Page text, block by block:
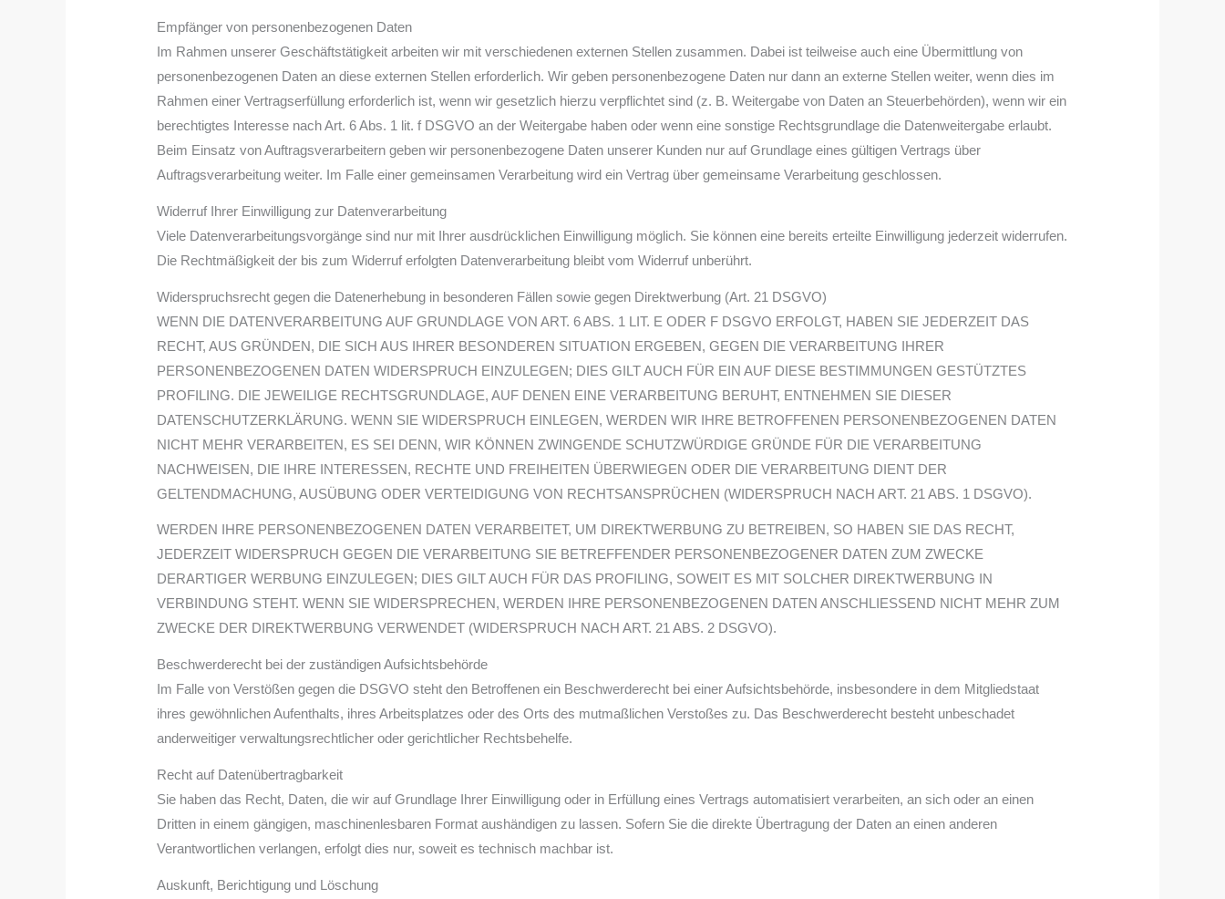
Empfänger von personenbezogenen Daten
Im Rahmen unserer Geschäftstätigkeit arbeiten wir mit verschiedenen externen Stellen zusammen. Dabei ist teilweise auch eine Übermittlung von
personenbezogenen Daten an diese externen Stellen erforderlich. Wir geben personenbezogene Daten nur dann an externe Stellen weiter, wenn dies im
Rahmen einer Vertragserfüllung erforderlich ist, wenn wir gesetzlich hierzu verpflichtet sind (z. B. Weitergabe von Daten an Steuerbehörden), wenn wir ein
berechtigtes Interesse nach Art. 6 Abs. 1 lit. f DSGVO an der Weitergabe haben oder wenn eine sonstige Rechtsgrundlage die Datenweitergabe erlaubt.
Beim Einsatz von Auftragsverarbeitern geben wir personenbezogene Daten unserer Kunden nur auf Grundlage eines gültigen Vertrags über
Auftragsverarbeitung weiter. Im Falle einer gemeinsamen Verarbeitung wird ein Vertrag über gemeinsame Verarbeitung geschlossen.
Widerruf Ihrer Einwilligung zur Datenverarbeitung
Viele Datenverarbeitungsvorgänge sind nur mit Ihrer ausdrücklichen Einwilligung möglich. Sie können eine bereits erteilte Einwilligung jederzeit widerrufen.
Die Rechtmäßigkeit der bis zum Widerruf erfolgten Datenverarbeitung bleibt vom Widerruf unberührt.
Widerspruchsrecht gegen die Datenerhebung in besonderen Fällen sowie gegen Direktwerbung (Art. 21 DSGVO)
WENN DIE DATENVERARBEITUNG AUF GRUNDLAGE VON ART. 6 ABS. 1 LIT. E ODER F DSGVO ERFOLGT, HABEN SIE JEDERZEIT DAS
RECHT, AUS GRÜNDEN, DIE SICH AUS IHRER BESONDEREN SITUATION ERGEBEN, GEGEN DIE VERARBEITUNG IHRER
PERSONENBEZOGENEN DATEN WIDERSPRUCH EINZULEGEN; DIES GILT AUCH FÜR EIN AUF DIESE BESTIMMUNGEN GESTÜTZTES
PROFILING. DIE JEWEILIGE RECHTSGRUNDLAGE, AUF DENEN EINE VERARBEITUNG BERUHT, ENTNEHMEN SIE DIESER
DATENSCHUTZERKLÄRUNG. WENN SIE WIDERSPRUCH EINLEGEN, WERDEN WIR IHRE BETROFFENEN PERSONENBEZOGENEN DATEN
NICHT MEHR VERARBEITEN, ES SEI DENN, WIR KÖNNEN ZWINGENDE SCHUTZWÜRDIGE GRÜNDE FÜR DIE VERARBEITUNG
NACHWEISEN, DIE IHRE INTERESSEN, RECHTE UND FREIHEITEN ÜBERWIEGEN ODER DIE VERARBEITUNG DIENT DER
GELTENDMACHUNG, AUSÜBUNG ODER VERTEIDIGUNG VON RECHTSANSPRÜCHEN (WIDERSPRUCH NACH ART. 21 ABS. 1 DSGVO).
WERDEN IHRE PERSONENBEZOGENEN DATEN VERARBEITET, UM DIREKTWERBUNG ZU BETREIBEN, SO HABEN SIE DAS RECHT,
JEDERZEIT WIDERSPRUCH GEGEN DIE VERARBEITUNG SIE BETREFFENDER PERSONENBEZOGENER DATEN ZUM ZWECKE
DERARTIGER WERBUNG EINZULEGEN; DIES GILT AUCH FÜR DAS PROFILING, SOWEIT ES MIT SOLCHER DIREKTWERBUNG IN
VERBINDUNG STEHT. WENN SIE WIDERSPRECHEN, WERDEN IHRE PERSONENBEZOGENEN DATEN ANSCHLIESSEND NICHT MEHR ZUM
ZWECKE DER DIREKTWERBUNG VERWENDET (WIDERSPRUCH NACH ART. 21 ABS. 2 DSGVO).
Beschwerde­recht bei der zuständigen Aufsichts­behörde
Im Falle von Verstößen gegen die DSGVO steht den Betroffenen ein Beschwerderecht bei einer Aufsichtsbehörde, insbesondere in dem Mitgliedstaat
ihres gewöhnlichen Aufenthalts, ihres Arbeitsplatzes oder des Orts des mutmaßlichen Verstoßes zu. Das Beschwerderecht besteht unbeschadet
anderweitiger verwaltungsrechtlicher oder gerichtlicher Rechtsbehelfe.
Recht auf Daten­übertrag­barkeit
Sie haben das Recht, Daten, die wir auf Grundlage Ihrer Einwilligung oder in Erfüllung eines Vertrags automatisiert verarbeiten, an sich oder an einen
Dritten in einem gängigen, maschinenlesbaren Format aushändigen zu lassen. Sofern Sie die direkte Übertragung der Daten an einen anderen
Verantwortlichen verlangen, erfolgt dies nur, soweit es technisch machbar ist.
Auskunft, Berichtigung und Löschung